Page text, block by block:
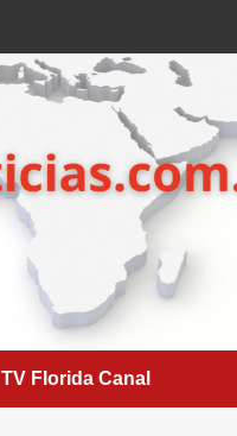
TV Florida Canal